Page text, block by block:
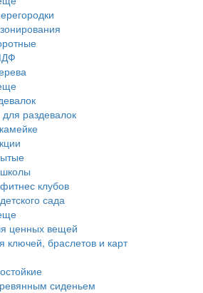
раздевалок
клубов
сада
ценных вещей
ключей, браслетов и карт
сиденьем